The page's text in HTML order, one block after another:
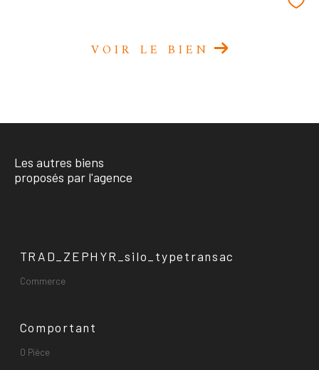
VOIR LE BIEN
Les autres biens
proposés par l'agence
TRAD_ZEPHYR_silo_typetransac
Commerce
Comportant
0 Pièce